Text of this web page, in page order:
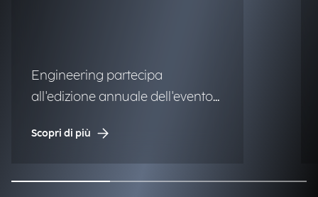
Engineering partecipa
all'edizione annuale dell'evento
Scopri di più